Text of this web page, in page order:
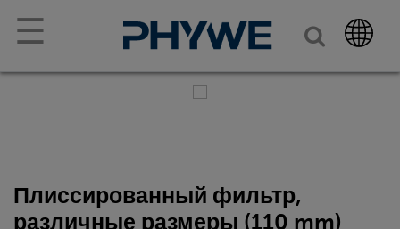
☰
Плиссированный фильтр,
различные размеры (110 mm)